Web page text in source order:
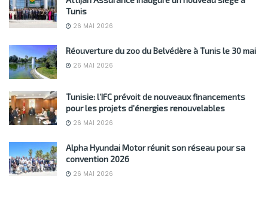
Tunis
26 MAI 2026
Réouverture du zoo du Belvédère à Tunis le 30 mai
26 MAI 2026
Tunisie: l’IFC prévoit de nouveaux financements
pour les projets d’énergies renouvelables
26 MAI 2026
Alpha Hyundai Motor réunit son réseau pour sa
convention 2026
26 MAI 2026